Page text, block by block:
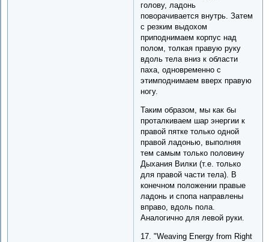
голову, ладонь
поворачивается внутрь. Затем
с резким выдохом
приподнимаем корпус над
полом, толкая правую руку
вдоль тела вниз к области
паха, одновременно с
этимподнимаем вверх правую
ногу.
Таким образом, мы как бы
проталкиваем шар энергии к
правой пятке только одной
правой ладонью, выполняя
тем самым только половину
Дыхания Вилки (т.е. только
для правой части тела). В
конечном положении правые
ладонь и спопа направлены
вправо, вдоль пола.
Аналогично для левой руки.
17. "Weaving Energy from Right